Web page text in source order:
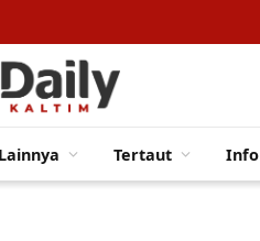
Lainnya Tertaut Info